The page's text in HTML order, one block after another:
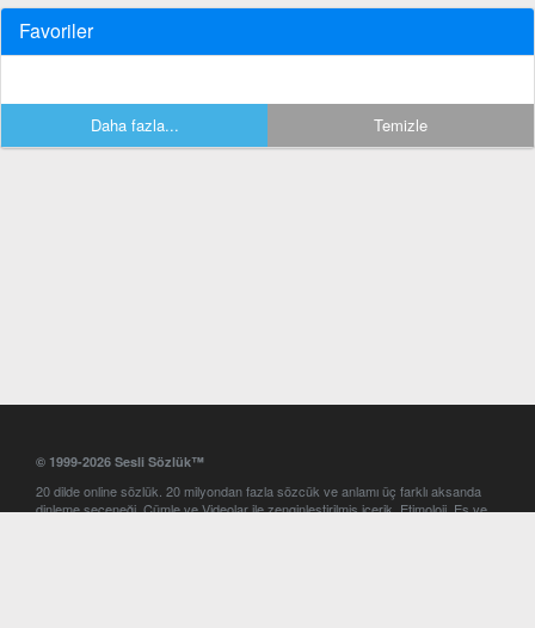
Favoriler
Daha fazla... Temizle
© 1999-2026 Sesli Sözlük™
20 dilde online sözlük. 20 milyondan fazla sözcük ve anlamı üç farklı aksanda
dinleme seçeneği. Cümle ve Videolar ile zenginleştirilmiş içerik. Etimoloji, Eş ve